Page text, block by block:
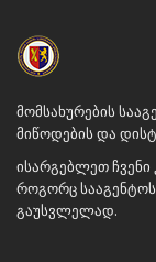
მომსახურების
მიწოდების და
ისარგებლეთ
როგორც
გაუსვლელად.